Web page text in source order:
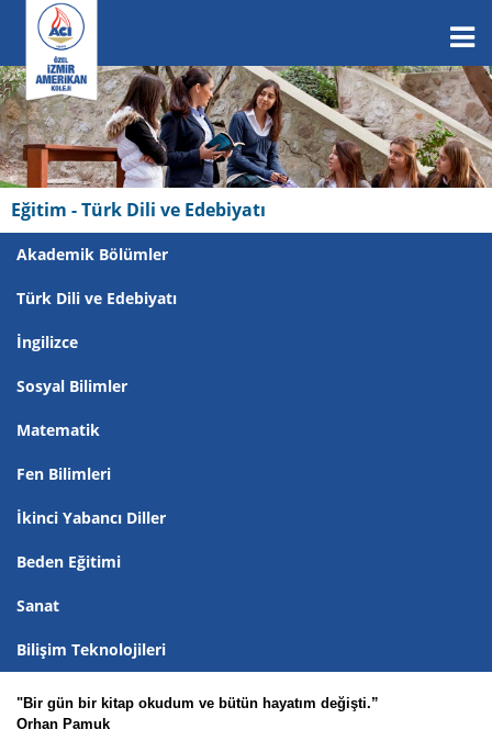
Eğitim - Türk Dili ve Edebiyatı
Akademik Bölümler
Türk Dili ve Edebiyatı
İngilizce
Sosyal Bilimler
Matematik
Fen Bilimleri
İkinci Yabancı Diller
Beden Eğitimi
Sanat
Bilişim Teknolojileri
"Bir gün bir kitap okudum ve bütün hayatım değişti.”
Orhan Pamuk